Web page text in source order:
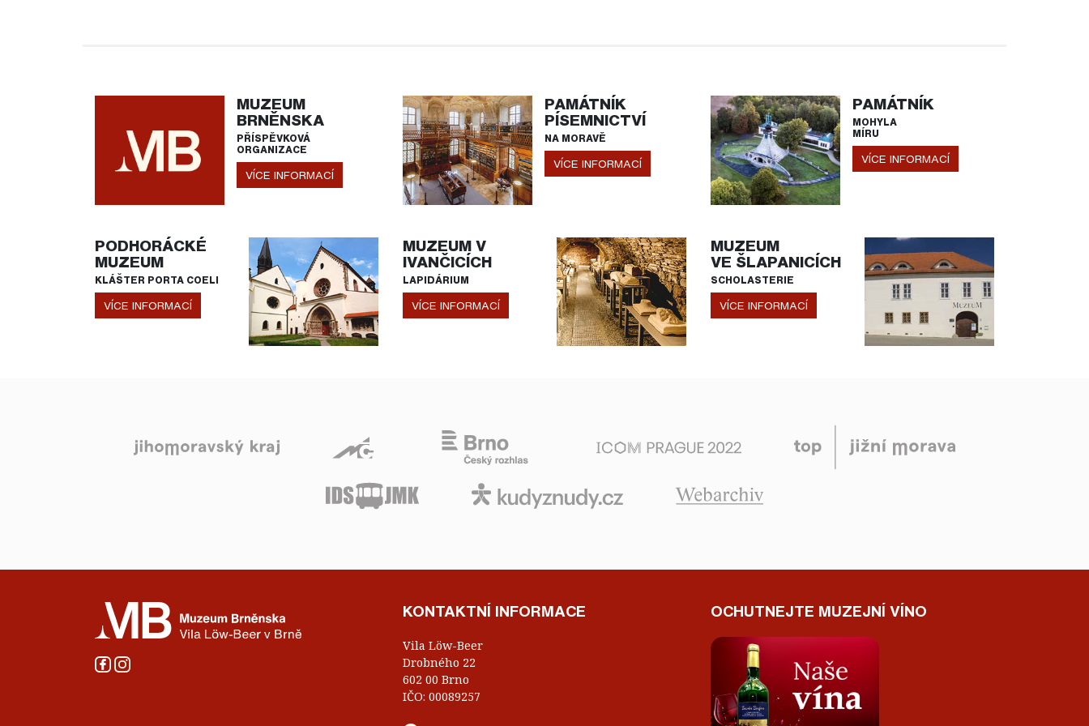
MUZEUM
BRNĚNSKA
PŘÍSPĚVKOVÁ
ORGANIZACE
VÍCE INFORMACÍ
PAMÁTNÍK
PÍSEMNICTVÍ
NA MORAVĚ
VÍCE INFORMACÍ
PAMÁTNÍK
MOHYLA
MÍRU
VÍCE INFORMACÍ
PODHORÁCKÉ
MUZEUM
KLÁŠTER PORTA COELI
VÍCE INFORMACÍ
MUZEUM V
IVANČICÍCH
LAPIDÁRIUM
VÍCE INFORMACÍ
MUZEUM
VE ŠLAPANICÍCH
SCHOLASTERIE
VÍCE INFORMACÍ
KONTAKTNÍ INFORMACE
Vila Löw-Beer
Drobného 22
602 00 Brno
IČO: 00089257
OCHUTNEJTE MUZEJNÍ VÍNO